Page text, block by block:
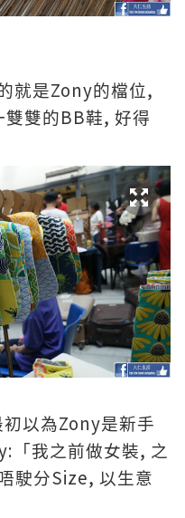
就是Zony的檔位,
雙雙的BB鞋, 好得
初以為Zony是新手
「我之前做女裝, 之
駛分Size, 以生意